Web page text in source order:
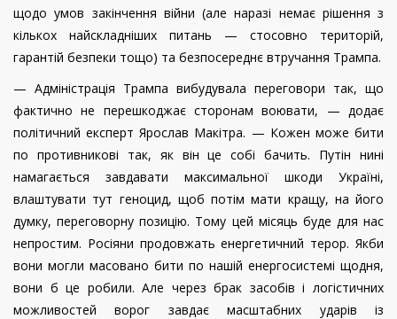
щодо умов закінчення війни (але наразі немає рішення з
кількох найскладніших питань — стосовно територій,
гарантій безпеки тощо) та безпосереднє втручання Трампа.
— Адміністрація Трампа вибудувала переговори так, що
фактично не перешкоджає сторонам воювати, — додає
політичний експерт Ярослав Макітра. — Кожен може бити
по противникові так, як він це собі бачить. Путін нині
намагається завдавати максимальної шкоди Україні,
влаштувати тут геноцид, щоб потім мати кращу, на його
думку, переговорну позицію. Тому цей місяць буде для нас
непростим. Росіяни продовжать енергетичний терор. Якби
вони могли масовано бити по нашій енергосистемі щодня,
вони б це робили. Але через брак засобів і логістичних
можливостей ворог завдає масштабних ударів із